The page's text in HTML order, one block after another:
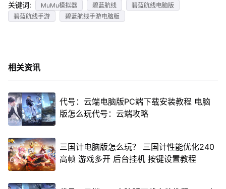
关键词: MuMu模拟器 碧蓝航线
碧蓝航线电脑版
碧蓝航线手游
碧蓝航线手游电脑版
相关资讯
代号：云端电脑版PC端下载安装教程 电脑
版怎么玩代号：云端攻略
三国计电脑版怎么玩？ 三国计性能优化240
高帧 游戏多开 后台挂机 按键设置教程